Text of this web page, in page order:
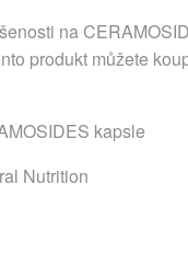
na
produkt můžete
kapsle
Nutrition